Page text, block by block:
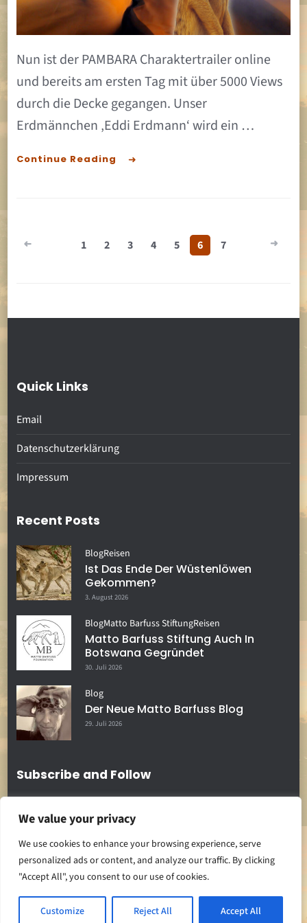
We value your privacy
We use cookies to enhance your browsing experience, serve
personalized ads or content, and analyze our traffic. By clicking
"Accept All", you consent to our use of cookies.
Customize Reject All Accept All
Nun ist der PAMBARA Charaktertrailer online
und bereits am ersten Tag mit über 5000 Views
durch die Decke gegangen. Unser
Erdmännchen ‚Eddi Erdmann‘ wird ein …
Continue Reading
Seitennummerierung
1 2 3 4 5 6 7
Quick Links
Email
Datenschutzerklärung
Impressum
Recent Posts
BlogReisen
Ist Das Ende Der Wüstenlöwen
Gekommen?
3. August 2026
BlogMatto Barfuss StiftungReisen
Matto Barfuss Stiftung Auch In
Botswana Gegründet
30. Juli 2026
Blog
Der Neue Matto Barfuss Blog
29. Juli 2026
Subscribe and Follow
Copyright: Matto Barfuss 2022